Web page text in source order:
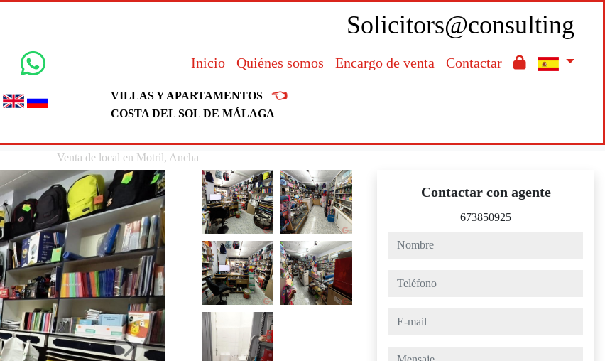
Solicitors@consulting
Inicio Quiénes somos Encargo de venta Contactar
VILLAS Y APARTAMENTOS 👈
COSTA DEL SOL DE MÁLAGA
Venta de local en Motril, Ancha
Contactar con agente
673850925
nombre
teléfono
e-mail
mensaje